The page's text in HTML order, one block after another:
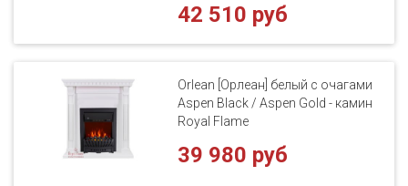
42 510 руб
Orlean [Орлеан] белый с очагами
Aspen Black / Aspen Gold - камин
Royal Flame
39 980 руб